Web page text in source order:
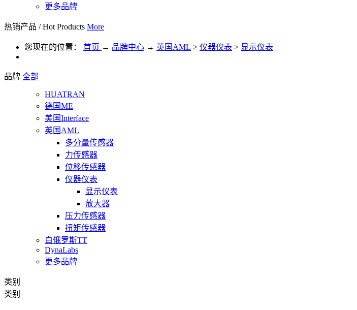
更多品牌
热销产品 / Hot Products More
您现在的位置： 首页 → 品牌中心 → 英国AML > 仪器仪表 > 显示仪表
品牌 全部
HUATRAN
德国ME
美国Interface
英国AML
多分量传感器
力传感器
位移传感器
仪器仪表
显示仪表
放大器
压力传感器
扭矩传感器
白俄罗斯TT
DynaLabs
更多品牌
类别
类别